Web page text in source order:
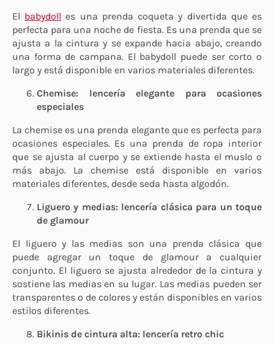
El babydoll es una prenda coqueta y divertida que es
perfecta para una noche de fiesta. Es una prenda que se
ajusta a la cintura y se expande hacia abajo, creando
una forma de campana. El babydoll puede ser corto o
largo y está disponible en varios materiales diferentes.
Chemise: lencería elegante para ocasiones
especiales
La chemise es una prenda elegante que es perfecta para
ocasiones especiales. Es una prenda de ropa interior
que se ajusta al cuerpo y se extiende hasta el muslo o
más abajo. La chemise está disponible en varios
materiales diferentes, desde seda hasta algodón.
Liguero y medias: lencería clásica para un toque
de glamour
El liguero y las medias son una prenda clásica que
puede agregar un toque de glamour a cualquier
conjunto. El liguero se ajusta alrededor de la cintura y
sostiene las medias en su lugar. Las medias pueden ser
transparentes o de colores y están disponibles en varios
estilos diferentes.
Bikinis de cintura alta: lencería retro chic